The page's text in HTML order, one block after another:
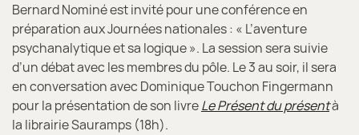
Bernard Nominé est invité pour une conférence en
préparation aux Journées nationales : « L’aventure
psychanalytique et sa logique ». La session sera suivie
d’un débat avec les membres du pôle. Le 3 au soir, il sera
en conversation avec Dominique Touchon Fingermann
pour la présentation de son livreLe Présent du présentà
la librairie Sauramps (18h).